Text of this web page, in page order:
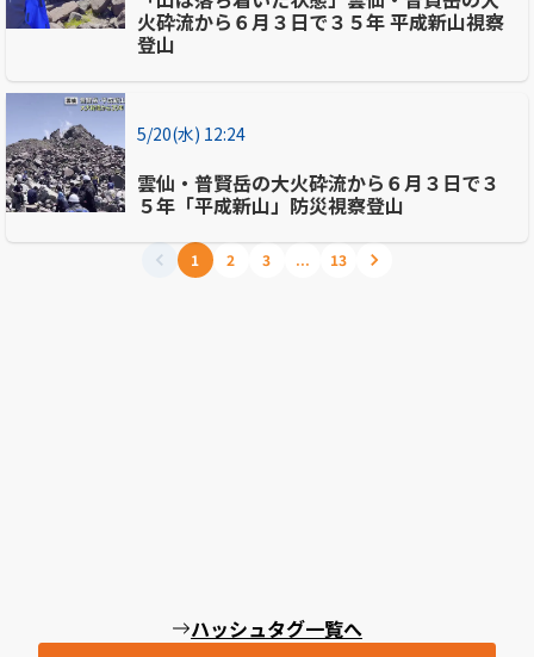
火砕流から６月３日で３５年 平成新山視察
登山
5/20(水) 12:24
雲仙・普賢岳の大火砕流から６月３日で３
５年「平成新山」防災視察登山
1 2 3 ... 13
ハッシュタグ一覧へ